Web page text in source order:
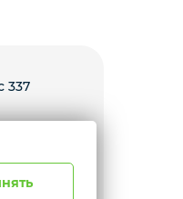
337
доставки